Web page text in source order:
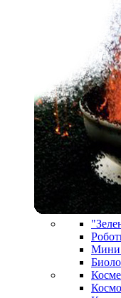
Мини